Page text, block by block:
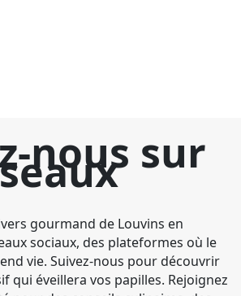
nous sur
gourmand de Louvins en
sociaux, des plateformes où le
vie. Suivez-nous pour découvrir
qui éveillera vos papilles. Rejoignez